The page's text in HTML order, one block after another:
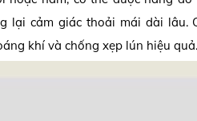
lại cảm giác thoải mái dài lâu.
khí và chống xẹp lún hiệu quả.